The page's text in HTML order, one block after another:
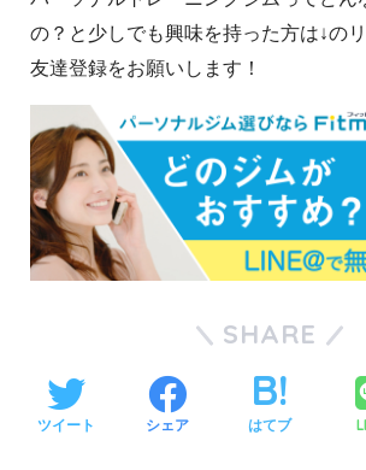
の？と少しでも興味を持った方は↓の
友達登録をお願いします！
SHARE
ツイート シェア はてブ